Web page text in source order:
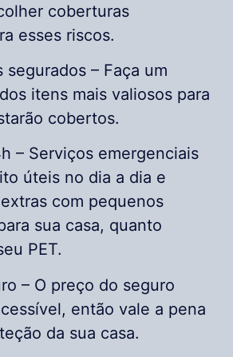
coberturas
esses riscos.
segurados – Faça um
itens mais valiosos para
cobertos.
– Serviços emergenciais
úteis no dia a dia e
com pequenos
sua casa, quanto
PET.
– O preço do seguro
então vale a pena
da sua casa.